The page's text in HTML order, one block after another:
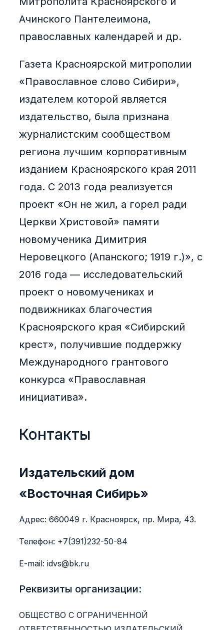
Ачинского Пантелеимона,
православных календарей и др.
Газета Красноярской митрополии
«Православное слово Сибири»,
издателем которой является
издательство, была признана
журналистским сообществом
региона лучшим корпоративным
изданием Красноярского края 2011
года. С 2013 года реализуется
проект «Он не жил, а горел ради
Церкви Христовой» памяти
новомученика Димитрия
Неровецкого (Апанского; 1919 г.)», с
2016 года — исследовательский
проект о новомучениках и
подвижниках благочестия
Красноярского края «Сибирский
крест», получившие поддержку
Международного грантового
конкурса «Православная
инициатива».
Контакты
Издательский дом
«Восточная Сибирь»
Адрес: 660049 г. Красноярск, пр. Мира, 43.
Телефон: +7(391)232-50-84
Е-mail: idvs@bk.ru
Реквизиты организации:
ОБЩЕСТВО С ОГРАНИЧЕННОЙ